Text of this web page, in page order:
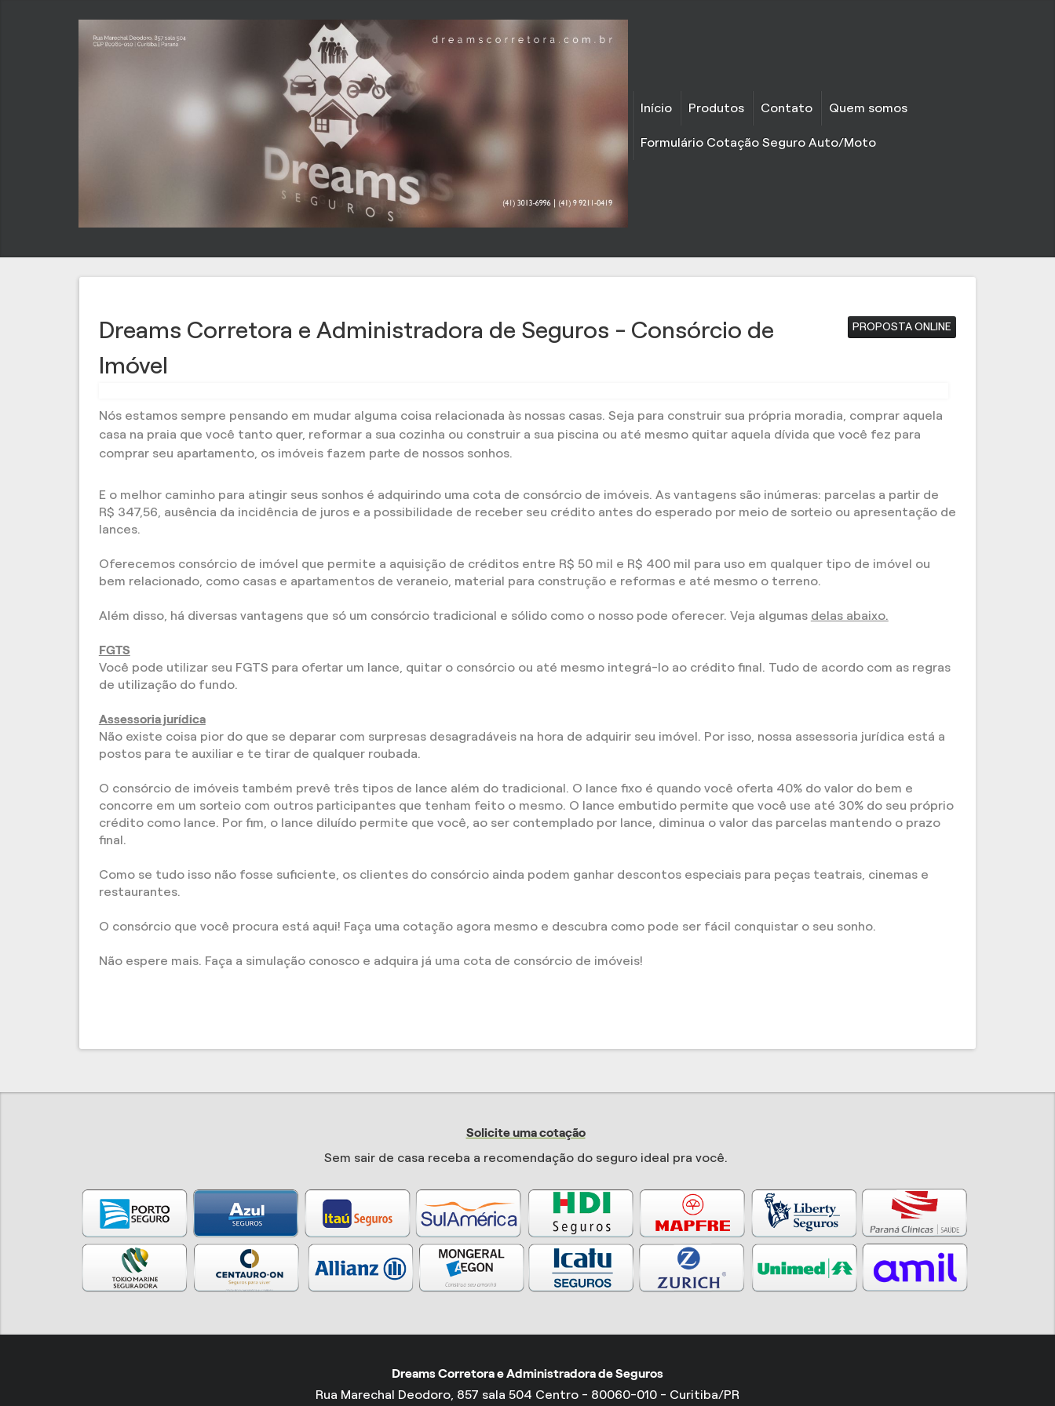
Início Produtos Contato Quem somos
Formulário Cotação Seguro Auto/Moto
PROPOSTA ONLINE
Dreams Corretora e Administradora de Seguros - Consórcio de
Imóvel
Nós estamos sempre pensando em mudar alguma coisa relacionada às nossas casas. Seja para construir sua própria moradia, comprar aquela
casa na praia que você tanto quer, reformar a sua cozinha ou construir a sua piscina ou até mesmo quitar aquela dívida que você fez para
comprar seu apartamento, os imóveis fazem parte de nossos sonhos.
E o melhor caminho para atingir seus sonhos é adquirindo uma cota de consórcio de imóveis. As vantagens são inúmeras: parcelas a partir de
R$ 347,56, ausência da incidência de juros e a possibilidade de receber seu crédito antes do esperado por meio de sorteio ou apresentação de
lances.
Oferecemos consórcio de imóvel que permite a aquisição de créditos entre R$ 50 mil e R$ 400 mil para uso em qualquer tipo de imóvel ou
bem relacionado, como casas e apartamentos de veraneio, material para construção e reformas e até mesmo o terreno.
Além disso, há diversas vantagens que só um consórcio tradicional e sólido como o nosso pode oferecer. Veja algumas delas abaixo.
FGTS
Você pode utilizar seu FGTS para ofertar um lance, quitar o consórcio ou até mesmo integrá-lo ao crédito final. Tudo de acordo com as regras
de utilização do fundo.
Assessoria jurídica
Não existe coisa pior do que se deparar com surpresas desagradáveis na hora de adquirir seu imóvel. Por isso, nossa assessoria jurídica está a
postos para te auxiliar e te tirar de qualquer roubada.
O consórcio de imóveis também prevê três tipos de lance além do tradicional. O lance fixo é quando você oferta 40% do valor do bem e
concorre em um sorteio com outros participantes que tenham feito o mesmo. O lance embutido permite que você use até 30% do seu próprio
crédito como lance. Por fim, o lance diluído permite que você, ao ser contemplado por lance, diminua o valor das parcelas mantendo o prazo
final.
Como se tudo isso não fosse suficiente, os clientes do consórcio ainda podem ganhar descontos especiais para peças teatrais, cinemas e
restaurantes.
O consórcio que você procura está aqui! Faça uma cotação agora mesmo e descubra como pode ser fácil conquistar o seu sonho.
Não espere mais. Faça a simulação conosco e adquira já uma cota de consórcio de imóveis!
Solicite uma cotação
Sem sair de casa receba a recomendação do seguro ideal pra você.
Dreams Corretora e Administradora de Seguros
Rua Marechal Deodoro, 857 sala 504 Centro - 80060-010 - Curitiba/PR